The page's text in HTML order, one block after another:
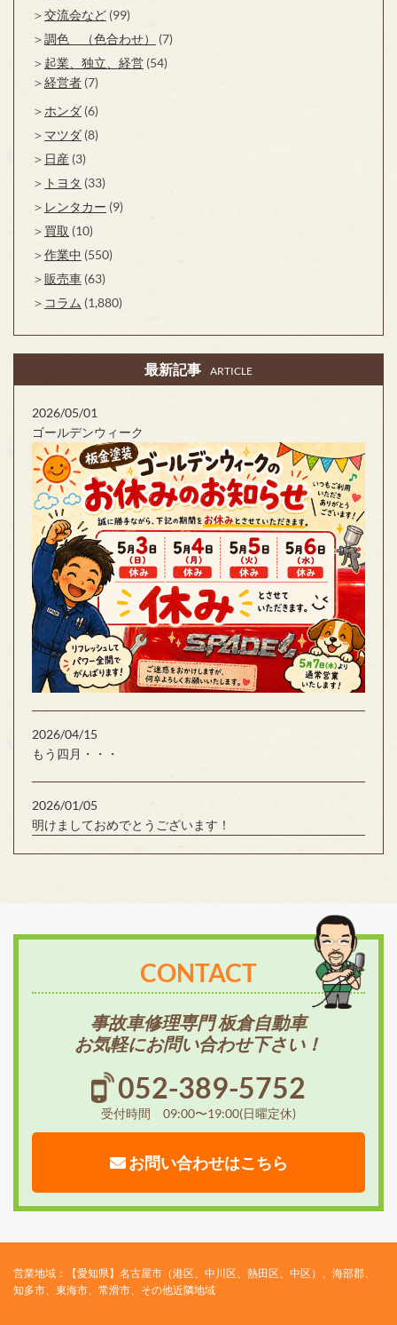
交流会など (99)
調色 （色合わせ）
(7)
起業、独立、経営 (54)
経営者 (7)
ホンダ (6)
マツダ (8)
日産 (3)
トヨタ (33)
レンタカー (9)
買取 (10)
作業中 (550)
販売車 (63)
コラム (1,880)
最新記事 ARTICLE
2026/05/01
ゴールデンウィーク
2026/04/15
もう四月・・・
2026/01/05
明けましておめでとうございます！
CONTACT
事故車修理専門 板倉自動車
お気軽にお問い合わせ下さい！
052-389-5752
受付時間 09:00〜19:00(日曜定休)
お問い合わせはこちら
営業地域：【愛知県】名古屋市（港区、中川区、熱田区、中区）、海部郡、
知多市、東海市、常滑市、その他近隣地域